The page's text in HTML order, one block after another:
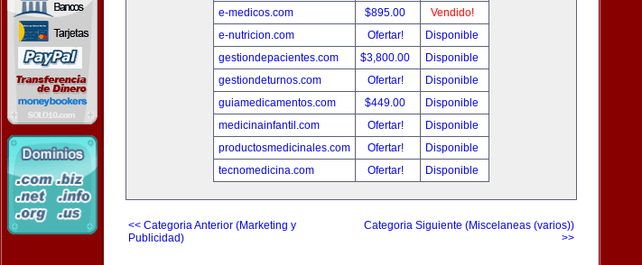
e-medicos.com
$895.00
Vendido!
e-nutricion.com
Ofertar!
Disponible
gestiondepacientes.com
$3,800.00
Disponible
gestiondeturnos.com
Ofertar!
Disponible
guiamedicamentos.com
$449.00
Disponible
medicinainfantil.com
Ofertar!
Disponible
productosmedicinales.com
Ofertar!
Disponible
tecnomedicina.com
Ofertar! Disponible
<< Categoria Anterior (Marketing y
Publicidad)
Categoria Siguiente (Miscelaneas (varios))
>>